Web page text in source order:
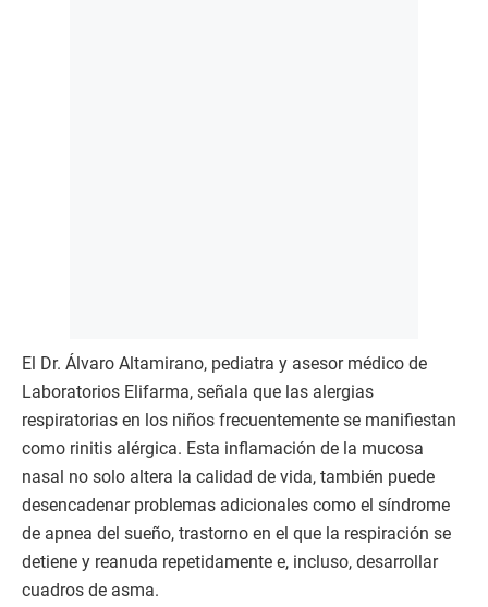
El Dr. Álvaro Altamirano, pediatra y asesor médico de
Laboratorios Elifarma, señala que las alergias
respiratorias en los niños frecuentemente se manifiestan
como rinitis alérgica. Esta inflamación de la mucosa
nasal no solo altera la calidad de vida, también puede
desencadenar problemas adicionales como el síndrome
de apnea del sueño, trastorno en el que la respiración se
detiene y reanuda repetidamente e, incluso, desarrollar
cuadros de asma.